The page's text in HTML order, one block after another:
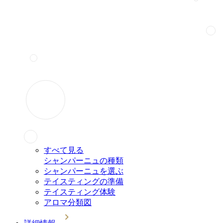
すべて見る
シャンパーニュの種類
シャンパーニュを選ぶ
テイスティングの準備
テイスティング体験
アロマ分類図